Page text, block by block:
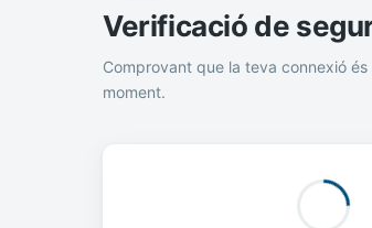
Verificació de
Comprovant que la teva connexió és
moment.